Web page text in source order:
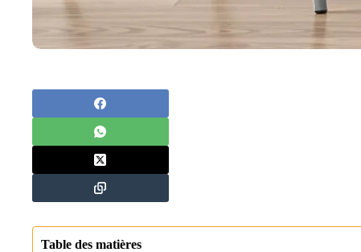
Table des matières